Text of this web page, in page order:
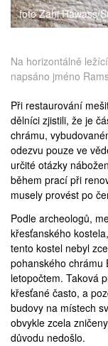
foto Zahi Hawass/
Na horizontálně
napsáno jméno
Při restaurování
dělníci zjistili, že je
chrámu,
odezvu pouze ve
určité otázky
během prací při
musely provést po
Podle archeologů,
křesťanského
tento kostel nebyl
pohanského chrámu
letopočtem. Taková
křesťané často, a
budovy na místech
obvykle zcela
důvodu nedošlo.